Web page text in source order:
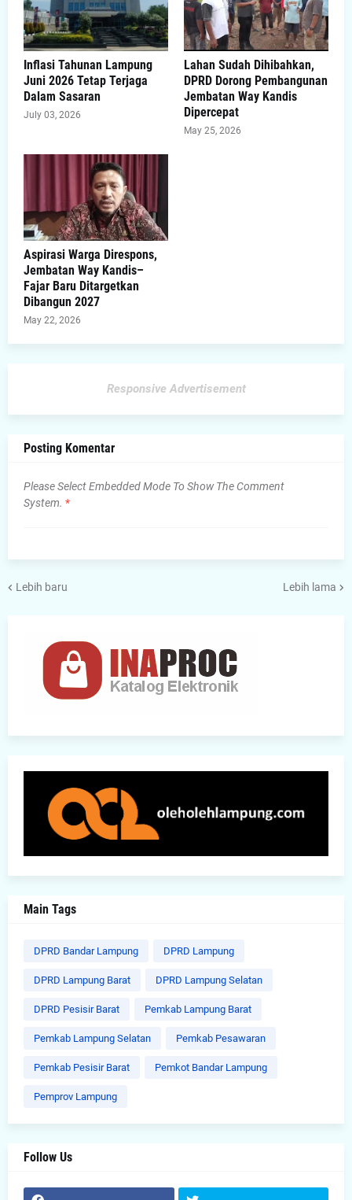
Inflasi Tahunan Lampung
Juni 2026 Tetap Terjaga
Dalam Sasaran
July 03, 2026
Lahan Sudah Dihibahkan,
DPRD Dorong Pembangunan
Jembatan Way Kandis
Dipercepat
May 25, 2026
Aspirasi Warga Direspons,
Jembatan Way Kandis–
Fajar Baru Ditargetkan
Dibangun 2027
May 22, 2026
Responsive Advertisement
Posting Komentar
Please Select Embedded Mode To Show The Comment
System. *
Lebih baru Lebih lama
Main Tags
DPRD Bandar Lampung DPRD Lampung
DPRD Lampung Barat DPRD Lampung Selatan
DPRD Pesisir Barat Pemkab Lampung Barat
Pemkab Lampung Selatan Pemkab Pesawaran
Pemkab Pesisir Barat Pemkot Bandar Lampung
Pemprov Lampung
Follow Us